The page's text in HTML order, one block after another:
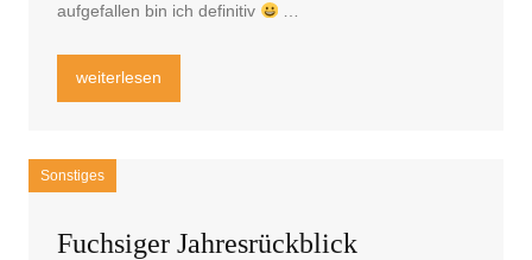
aufgefallen bin ich definitiv
„Mein kleiner Messebericht“
weiterlesen
Sonstiges
Fuchsiger Jahresrückblick